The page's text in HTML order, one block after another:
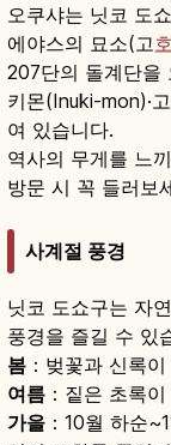
오쿠샤는 닛코 도
에야스의 묘소(고
207단의 돌계단을
키몬(Inuki-mon)·
여 있습니다.
역사의 무게를 느
방문 시 꼭 들러보
사계절 풍경
닛코 도쇼구는 자
풍경을 즐길 수 있
봄 ：벚꽃과 신록
여름 ：짙은 초록
가을 ：10월 하순